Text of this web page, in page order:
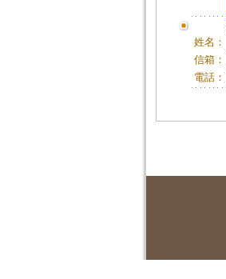
姓名：
信箱：
電話：